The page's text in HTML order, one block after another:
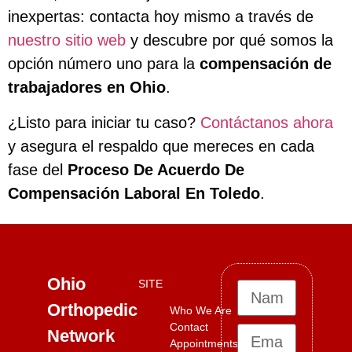
inexpertas: contacta hoy mismo a través de
nuestro sitio web y descubre por qué somos la
opción número uno para la compensación de
trabajadores en Ohio.
¿Listo para iniciar tu caso? Contáctanos ahora
y asegura el respaldo que mereces en cada
fase del Proceso De Acuerdo De
Compensación Laboral En Toledo.
Ohio
Orthopedic
Network
SITE
Who We Are
Contact
Appointments